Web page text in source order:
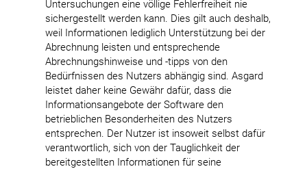
Untersuchungen eine völlige Fehlerfreiheit nie
sichergestellt werden kann. Dies gilt auch deshalb,
weil Informationen lediglich Unterstützung bei der
Abrechnung leisten und entsprechende
Abrechnungshinweise und -tipps von den
Bedürfnissen des Nutzers abhängig sind. Asgard
leistet daher keine Gewähr dafür, dass die
Informationsangebote der Software den
betrieblichen Besonderheiten des Nutzers
entsprechen. Der Nutzer ist insoweit selbst dafür
verantwortlich, sich von der Tauglichkeit der
bereitgestellten Informationen für seine